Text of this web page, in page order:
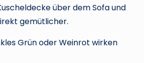
über dem Sofa und
gemütlicher.
Grün oder Weinrot wirken